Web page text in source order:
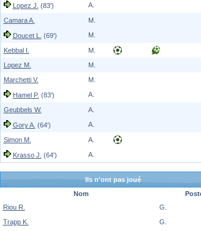
Lopez J. (83') A.
Camara A. M.
Doucet L. (69') M.
Kebbal I.
M.
Lopez M.
M.
Marchetti V.
M.
Hamel P. (83') A.
Geubbels W. A.
Gory A. (64') A.
Simon M. A.
Krasso J. (64') A.
Ils n'ont pas joué
Nom
Riou R.
G.
Trapp K.
G.